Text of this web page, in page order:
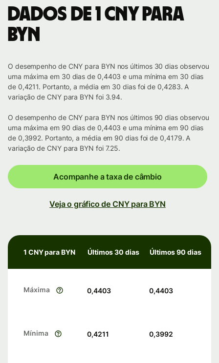
Dados de 1 CNY para
BYN
O desempenho de CNY para BYN nos últimos 30 dias observou
uma máxima em 30 dias de 0,4403 e uma mínima em 30 dias
de 0,4211. Portanto, a média em 30 dias foi de 0,4283. A
variação de CNY para BYN foi 3.94.
O desempenho de CNY para BYN nos últimos 90 dias observou
uma máxima em 90 dias de 0,4403 e uma mínima em 90 dias
de 0,3992. Portanto, a média em 90 dias foi de 0,4179. A
variação de CNY para BYN foi 7.25.
Acompanhe a taxa de câmbio
Veja o gráfico de CNY para BYN
1 CNY para BYN Últimos 30 dias Últimos 90 dias
Máxima 0,4403 0,4403
Mínima 0,4211 0,3992